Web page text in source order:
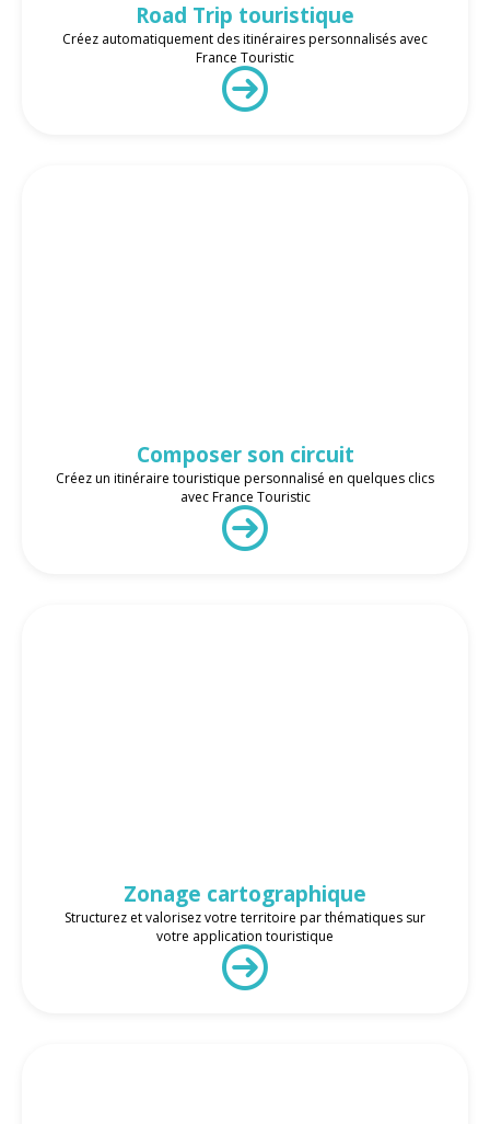
Road Trip touristique
Créez automatiquement des itinéraires personnalisés avec
France Touristic
Composer son circuit
Créez un itinéraire touristique personnalisé en quelques clics
avec France Touristic
Zonage cartographique
Structurez et valorisez votre territoire par thématiques sur
votre application touristique